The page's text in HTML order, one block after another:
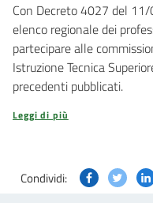
Con Decreto 4027 del
elenco regionale dei
partecipare alle
Istruzione Tecnica
precedenti pubblicati.
Leggi di più
Condividi: